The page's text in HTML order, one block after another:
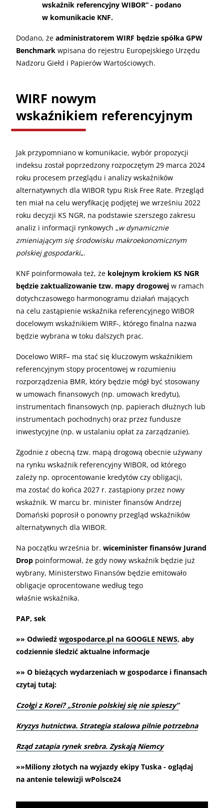
wskaźnik referencyjny WIBOR” - podano
w komunikacie KNF.
Dodano, że administratorem WIRF będzie spółka GPW
Benchmark wpisana do rejestru Europejskiego Urzędu
Nadzoru Giełd i Papierów Wartościowych.
WIRF nowym
wskaźnikiem referencyjnym
Jak przypomniano w komunikacie, wybór propozycji
indeksu został poprzedzony rozpoczętym 29 marca 2024
roku procesem przeglądu i analizy wskaźników
alternatywnych dla WIBOR typu Risk Free Rate. Przegląd
ten miał na celu weryfikację podjętej we wrześniu 2022
roku decyzji KS NGR, na podstawie szerszego zakresu
analiz i informacji rynkowych „w dynamicznie
zmieniającym się środowisku makroekonomicznym
polskiej gospodarki„.
KNF poinformowała też, że kolejnym krokiem KS NGR
będzie zaktualizowanie tzw. mapy drogowej w ramach
dotychczasowego harmonogramu działań mających
na celu zastąpienie wskaźnika referencyjnego WIBOR
docelowym wskaźnikiem WIRF-, którego finalna nazwa
będzie wybrana w toku dalszych prac.
Docelowo WIRF– ma stać się kluczowym wskaźnikiem
referencyjnym stopy procentowej w rozumieniu
rozporządzenia BMR, który będzie mógł być stosowany
w umowach finansowych (np. umowach kredytu),
instrumentach finansowych (np. papierach dłużnych lub
instrumentach pochodnych) oraz przez fundusze
inwestycyjne (np. w ustalaniu opłat za zarządzanie).
Zgodnie z obecną tzw. mapą drogową obecnie używany
na rynku wskaźnik referencyjny WIBOR, od którego
zależy np. oprocentowanie kredytów czy obligacji,
ma zostać do końca 2027 r. zastąpiony przez nowy
wskaźnik. W marcu br. minister finansów Andrzej
Domański poprosił o ponowny przegląd wskaźników
alternatywnych dla WIBOR.
Na początku września br. wiceminister finansów Jurand
Drop poinformował, że gdy nowy wskaźnik będzie już
wybrany, Ministerstwo Finansów będzie emitowało
obligacje oprocentowane według tego
właśnie wskaźnika.
PAP, sek
»» Odwiedź wgospodarce.pl na GOOGLE NEWS, aby
codziennie śledzić aktualne informacje
»» O bieżących wydarzeniach w gospodarce i finansach
czytaj tutaj:
Czołgi z Korei? „Stronie polskiej się nie spieszy”
Kryzys hutnictwa. Strategia stalowa pilnie potrzebna
Rząd zatapia rynek srebra. Zyskają Niemcy
»»Miliony złotych na wyjazdy ekipy Tuska - oglądaj
na antenie telewizji wPolsce24